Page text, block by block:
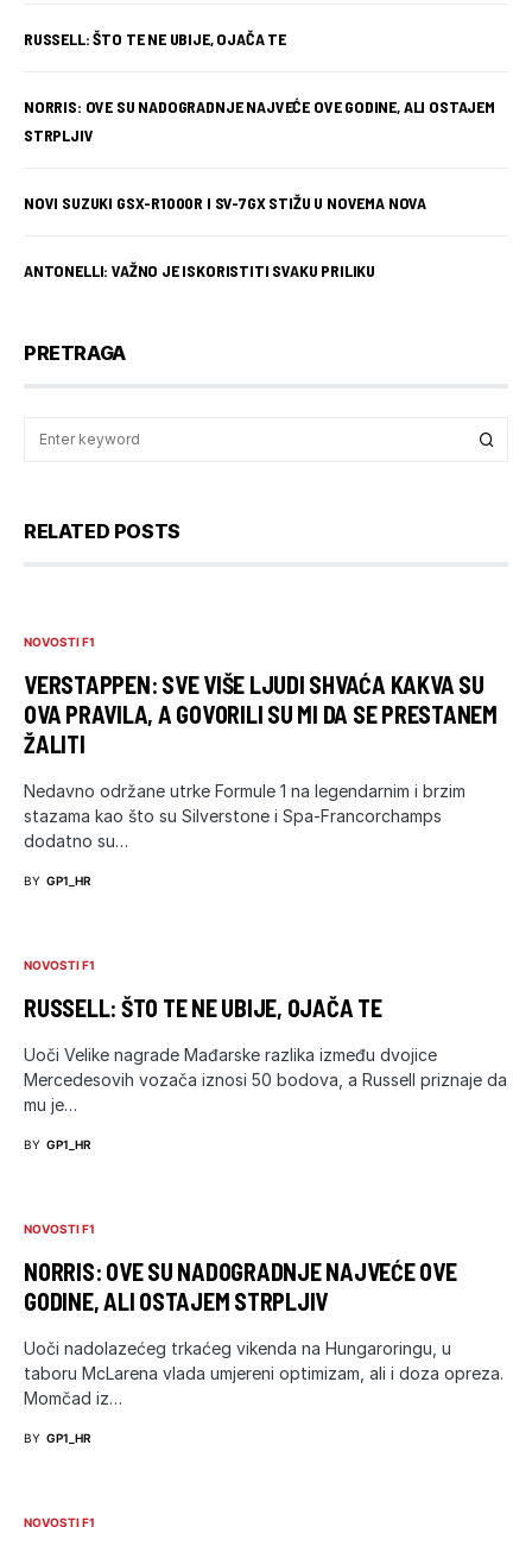
RUSSELL: ŠTO TE NE UBIJE, OJAČA TE
NORRIS: OVE SU NADOGRADNJE NAJVEĆE OVE GODINE, ALI OSTAJEM
STRPLJIV
NOVI SUZUKI GSX-R1000R I SV-7GX STIŽU U NOVEMA NOVA
ANTONELLI: VAŽNO JE ISKORISTITI SVAKU PRILIKU
PRETRAGA
RELATED POSTS
NOVOSTI F1
VERSTAPPEN: SVE VIŠE LJUDI SHVAĆA KAKVA SU
OVA PRAVILA, A GOVORILI SU MI DA SE PRESTANEM
ŽALITI
Nedavno održane utrke Formule 1 na legendarnim i brzim
stazama kao što su Silverstone i Spa-Francorchamps
dodatno su…
BY GP1_HR
NOVOSTI F1
RUSSELL: ŠTO TE NE UBIJE, OJAČA TE
Uoči Velike nagrade Mađarske razlika između dvojice
Mercedesovih vozača iznosi 50 bodova, a Russell priznaje da
mu je…
BY GP1_HR
NOVOSTI F1
NORRIS: OVE SU NADOGRADNJE NAJVEĆE OVE
GODINE, ALI OSTAJEM STRPLJIV
Uoči nadolazećeg trkaćeg vikenda na Hungaroringu, u
taboru McLarena vlada umjereni optimizam, ali i doza opreza.
Momčad iz…
BY GP1_HR
NOVOSTI F1